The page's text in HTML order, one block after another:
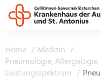
Home
Medizin
Pneumologie,
Leistungsspektrum